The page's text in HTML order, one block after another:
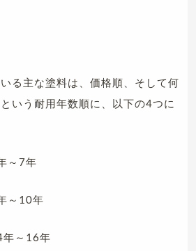
る主な塗料は、価格順、そして何
いう耐用年数順に、以下の4つに
～7年
～10年
～16年